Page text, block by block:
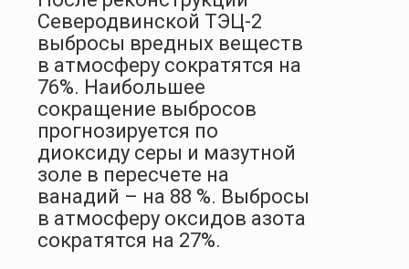
Северодвинской ТЭЦ-2
выбросы вредных веществ
в атмосферу сократятся на
76%. Наибольшее
сокращение выбросов
прогнозируется по
диоксиду серы и мазутной
золе в пересчете на
ванадий – на 88 %. Выбросы
в атмосферу оксидов азота
сократятся на 27%.